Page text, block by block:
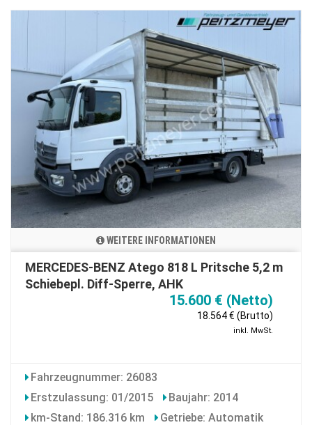
WEITERE INFORMATIONEN
MERCEDES-BENZ Atego 818 L Pritsche 5,2 m
Schiebepl. Diff-Sperre, AHK
15.600 € (Netto)
18.564 € (Brutto)
inkl. MwSt.
Fahrzeugnummer: 26083
Erstzulassung: 01/2015
Baujahr: 2014
km-Stand: 186.316 km
Getriebe: Automatik